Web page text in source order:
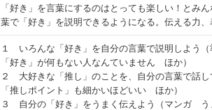
「好き」を言葉にするのはとっても楽しい！とみ
葉で「好き」を説明できるようになる。伝える力
１ いろんな「好き」を自分の言葉で説明しよう
「好き」が何もない人なんていません ほか）
２ 大好きな「推し」のことを、自分の言葉で話し
「推しポイント」も細かいほどいい ほか）
３ 自分の「好き」をうまく伝えよう（マンガ う